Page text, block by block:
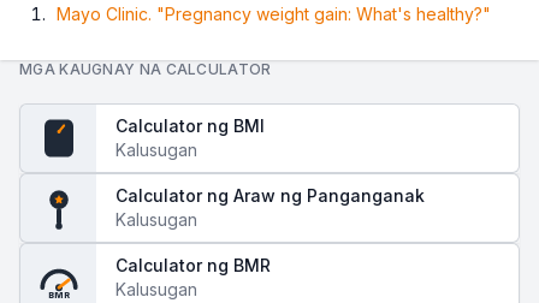
Mayo Clinic. "Pregnancy weight gain: What's healthy?"
MGA KAUGNAY NA CALCULATOR
Calculator ng BMI
Kalusugan
Calculator ng Araw ng Panganganak
Kalusugan
BMR
Calculator ng BMR
Kalusugan